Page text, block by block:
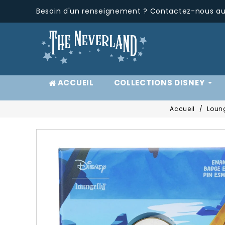
Besoin d'un renseignement ? Contactez-nous
ACCUEIL COLLECTIONS DISNEY
Accueil